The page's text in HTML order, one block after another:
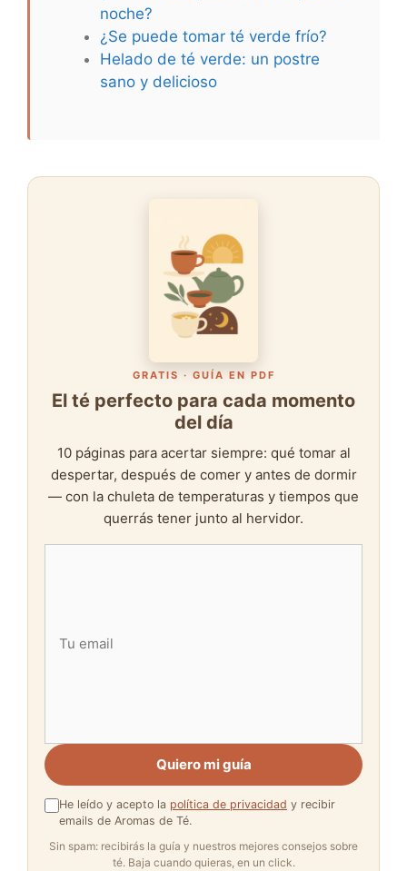
noche?
¿Se puede tomar té verde frío?
Helado de té verde: un postre
sano y delicioso
GRATIS · GUÍA EN PDF
El té perfecto para cada momento
del día
10 páginas para acertar siempre: qué tomar al
despertar, después de comer y antes de dormir
— con la chuleta de temperaturas y tiempos que
querrás tener junto al hervidor.
Quiero mi guía
He leído y acepto la política de privacidad y recibir
emails de Aromas de Té.
Sin spam: recibirás la guía y nuestros mejores consejos sobre
té. Baja cuando quieras, en un click.